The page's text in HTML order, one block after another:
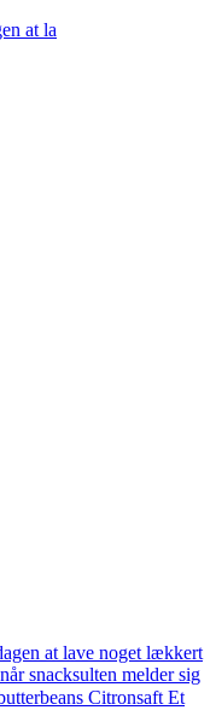
at la